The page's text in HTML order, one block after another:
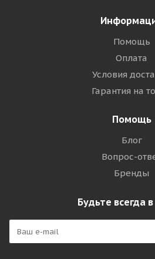
Помощь
Оплата
Условия
Гарантия на
Помощь
Блог
Вопрос-
Бренды
Будьте всегда